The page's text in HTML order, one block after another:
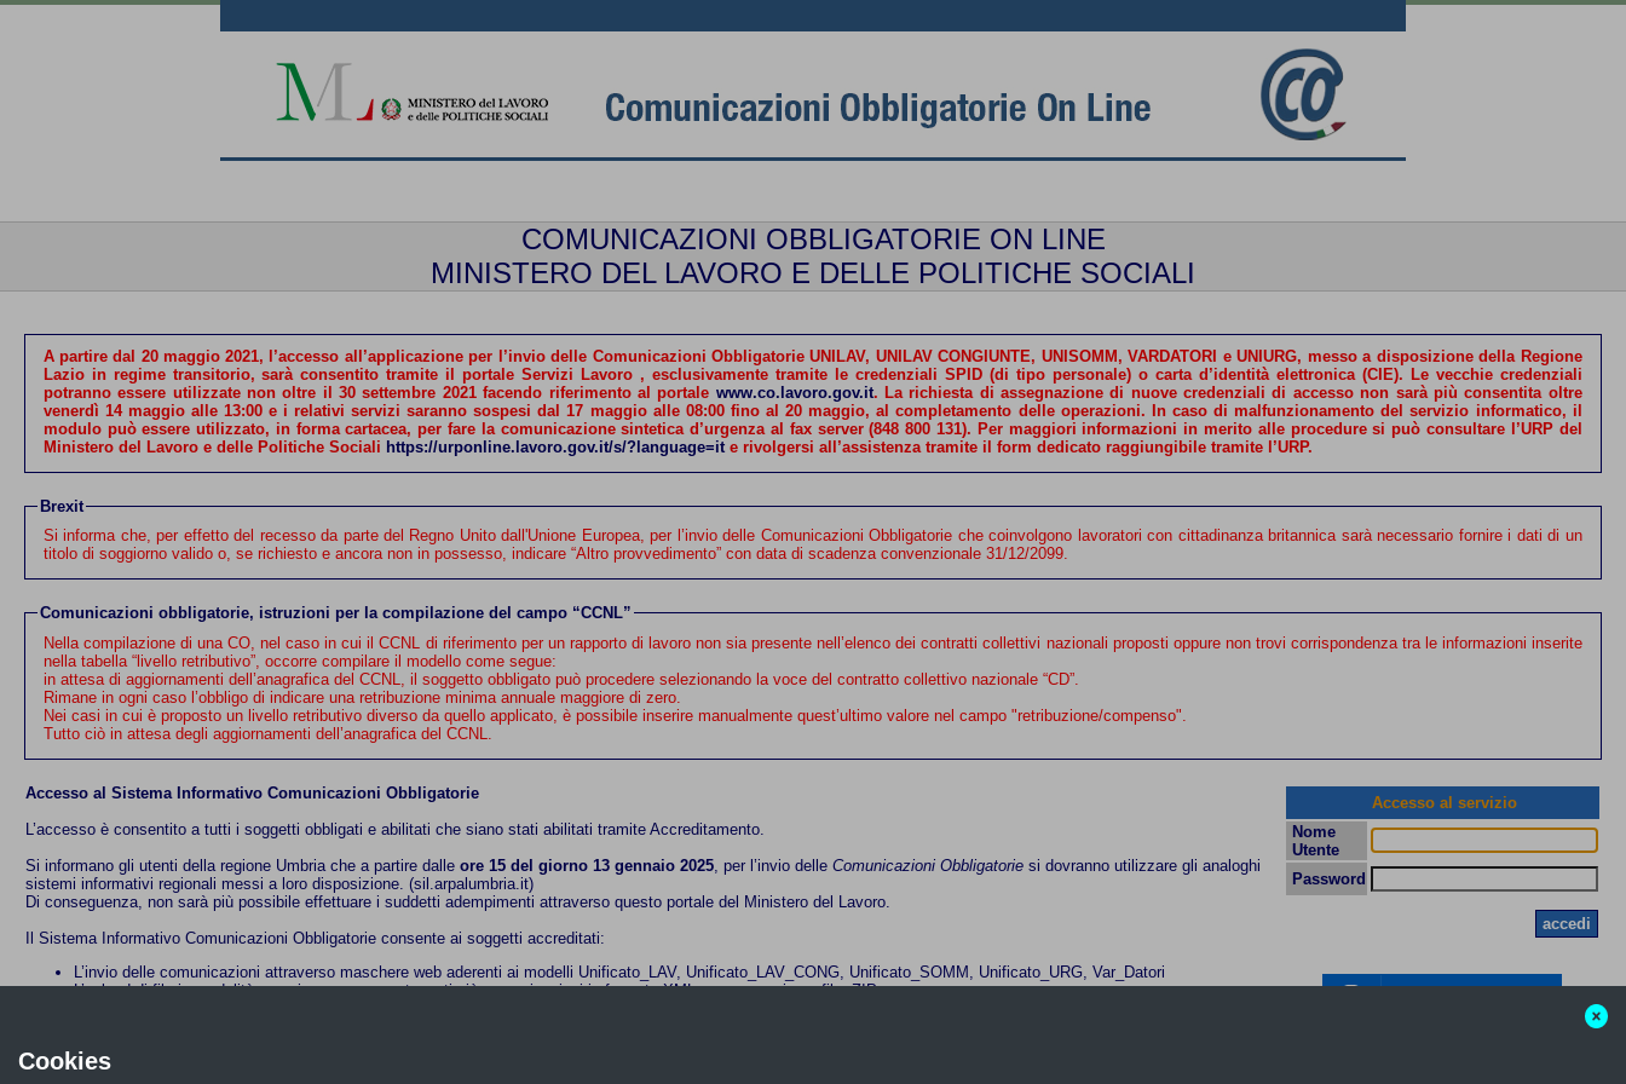
COMUNICAZIONI OBBLIGATORIE ON LINE
MINISTERO DEL LAVORO E DELLE POLITICHE SOCIALI
A partire dal 20 maggio 2021, l’accesso all’applicazione per l’invio delle Comunicazioni Obbligatorie UNILAV, UNILAV CONGIUNTE, UNISOMM, VARDATORI e UNIURG, messo a disposizione della Regione
Lazioin regime transitorio, sarà consentito tramite il portale Servizi Lavoro , esclusivamente tramite le credenziali SPID (di tipo personale) o carta d’identità elettronica(CIE). Le vecchie credenziali
potranno essere utilizzate non oltre il 30 settembre 2021 facendo riferimento al portale www.co.lavoro.gov.it
. La richiesta di assegnazione di nuove credenziali di accesso non sarà più consentita oltre
venerdì 14 maggio alle 13:00e i relativi servizi saranno sospesi dal 17 maggio alle 08:00 fino al 20 maggio, al completamento delle operazioni. In caso di malfunzionamento del servizio informatico, il
modulo può essere utilizzato, in forma cartacea, per fare la comunicazione sintetica d’urgenza al fax server (848 800 131). Per maggiori informazioni in merito alle procedure si può consultare l’URP del
Ministero del Lavoro e delle Politiche Sociali https://urponline.lavoro.gov.it/s/?language=it e rivolgersi all’assistenza tramite il form dedicato raggiungibile tramite l’URP.
Brexit
Si informa che, per effetto del recesso da parte del Regno Unito dall'Unione Europea, per l’invio delle Comunicazioni Obbligatorie che coinvolgono lavoratori con cittadinanza britannica sarà necessario fornire i dati di un
titolo di soggiorno valido o, se richiesto e ancora non in possesso, indicare “Altro provvedimento” con data di scadenza convenzionale 31/12/2099.
Comunicazioni obbligatorie, istruzioni per la compilazione del campo “CCNL”
Nella compilazione di una CO, nel caso in cui il CCNL di riferimento per un rapporto di lavoro non sia presente nell’elenco dei contratti collettivi nazionali proposti oppure non trovi corrispondenza tra le informazioni inserite
nella tabella “livello retributivo”, occorre compilare il modello come segue:
in attesa di aggiornamenti dell’anagrafica del CCNL, il soggetto obbligato può procedere selezionando la voce del contratto collettivo nazionale “CD”.
Rimane in ogni caso l’obbligo di indicare una retribuzione minima annuale maggiore di zero.
Nei casi in cui è proposto un livello retributivo diverso da quello applicato, è possibile inserire manualmente quest’ultimo valore nel campo "retribuzione/compenso".
Tutto ciò in attesa degli aggiornamenti dell’anagrafica del CCNL.
Accesso al Sistema Informativo Comunicazioni Obbligatorie
L’accesso è consentito a tutti i soggetti obbligati e abilitati che siano stati abilitati tramite Accreditamento.
Si informano gli utenti della regione Umbria che a partire dalle ore 15 del giorno 13 gennaio 2025, per l’invio delle Comunicazioni Obbligatoriesi dovranno utilizzare gli analoghi
sistemi informativi regionali messi a loro disposizione. (sil.arpalumbria.it)
Di conseguenza, non sarà più possibile effettuare i suddetti adempimenti attraverso questo portale del Ministero del Lavoro.
Il Sistema Informativo Comunicazioni Obbligatorie consente ai soggetti accreditati:
L’invio delle comunicazioni attraverso maschere web aderenti ai modelli Unificato_LAV, Unificato_LAV_CONG, Unificato_SOMM, Unificato_URG, Var_Datori
L’upload di file in modalità massiva, ovvero contenenti più comunicazioni in formato XML compresse in un file .ZIP
Accesso al servizio
Nome
Utente
Password
Cookies